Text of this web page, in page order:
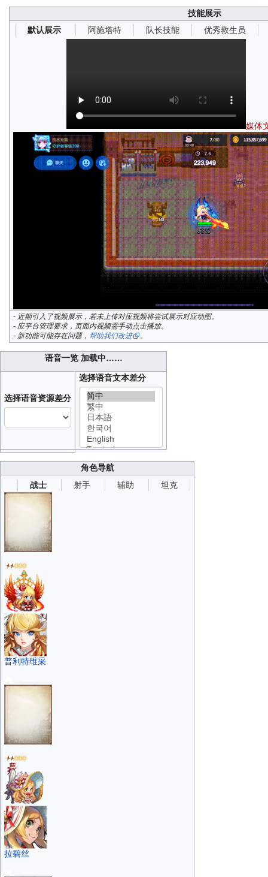
技能展示
默认展示 阿施塔特 队长技能 优秀救生员
媒体
- 近期引入了视频展示，若未上传对应视频将尝试展示对应动图。
- 应平台管理要求，页面内视频需手动点击播放。
- 新功能可能存在问题， 帮助我们改进 。
语音一览 加载中……
选择语音资源差分
选择语音文本差分
角色导航
战士 射手 辅助 坦克
普利特维采
拉碧丝